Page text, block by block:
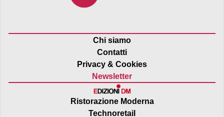
Chi siamo
Contatti
Privacy & Cookies
Newsletter
Ristorazione Moderna
Technoretail